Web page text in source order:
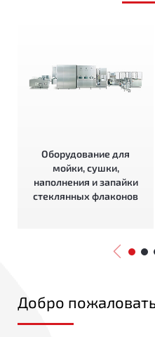
Оборудование для
мойки, сушки,
наполнения и запайки
стеклянных флаконов
Добро